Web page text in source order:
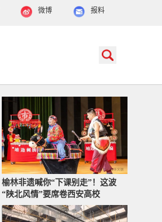
报料
微博
榆林非遗喊你“下课别走”！这波
“陕北风情”要席卷西安高校